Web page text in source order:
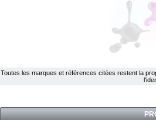
Toutes les marques et références citées restent la